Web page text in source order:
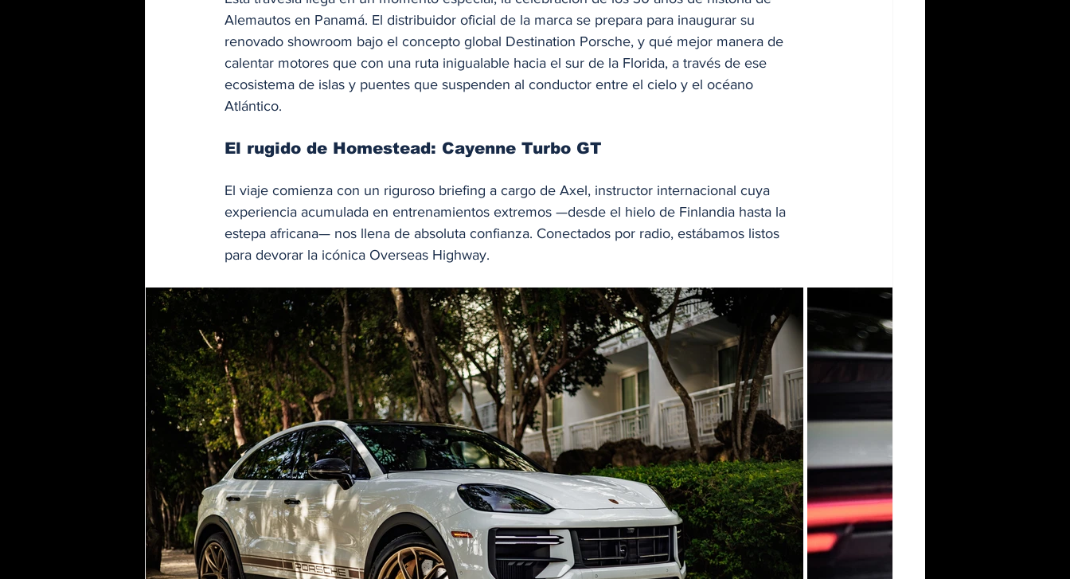
Alemautos en Panamá. El distribuidor oficial de la marca se prepara para inaugurar su
renovado showroom bajo el concepto global Destination Porsche, y qué mejor manera de
calentar motores que con una ruta inigualable hacia el sur de la Florida, a través de ese
ecosistema de islas y puentes que suspenden al conductor entre el cielo y el océano
Atlántico.
El rugido de Homestead: Cayenne Turbo GT
El viaje comienza con un riguroso briefing a cargo de Axel, instructor internacional cuya
experiencia acumulada en entrenamientos extremos —desde el hielo de Finlandia hasta la
estepa africana— nos llena de absoluta confianza. Conectados por radio, estábamos listos
para devorar la icónica Overseas Highway.